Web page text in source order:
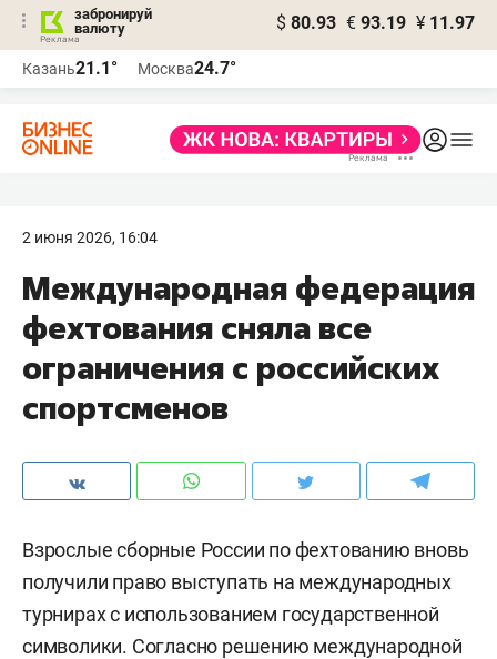
забронируй
валюту
$ 80.93 € 93.19 ¥ 11.97
Казань21.1° Москва24.7°
2 июня 2026, 16:04
Международная федерация
фехтования сняла все
ограничения с российских
спортсменов
Взрослые сборные России по фехтованию вновь
получили право выступать на международных
турнирах с использованием государственной
символики. Согласно решению международной